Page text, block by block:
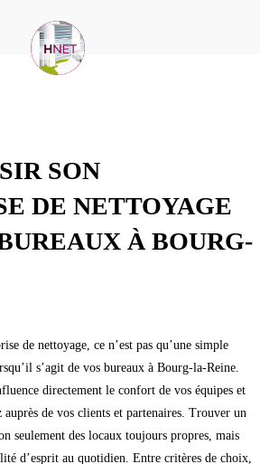
SON
DE NETTOYAGE
À BOURG-
de nettoyage, ce n’est pas qu’une simple
s’agit de vos bureaux à Bourg-la-Reine.
directement le confort de vos équipes et
de vos clients et partenaires. Trouver un
seulement des locaux toujours propres, mais
d’esprit au quotidien. Entre critères de choix,